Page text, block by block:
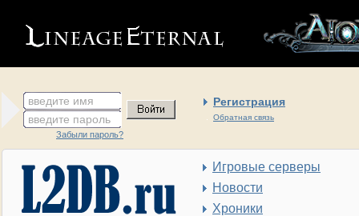
введите имя Регистрация
Обратная связь
введите пароль
Забыли пароль?
Игровые серверы
Новости
Хроники